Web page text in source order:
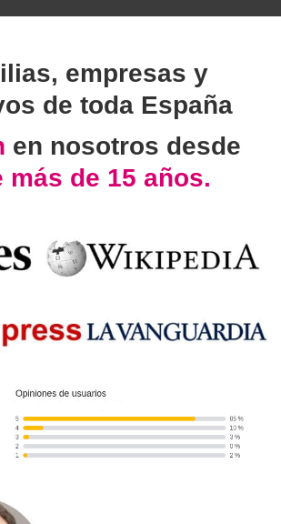
empresas y
de toda España
en nosotros desde
más de 15 años.